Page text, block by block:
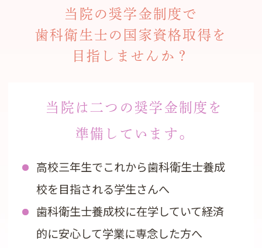
当院の奨学金制度で
歯科衛生士の国家資格取得を
目指しませんか？
当院は二つの奨学金制度を
準備しています。
高校三年生でこれから歯科衛生士養成
校を目指される学生さんへ
歯科衛生士養成校に在学していて経済
的に安心して学業に専念した方へ